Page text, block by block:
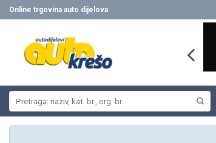
Skip
to
Online trgovina auto dijelova